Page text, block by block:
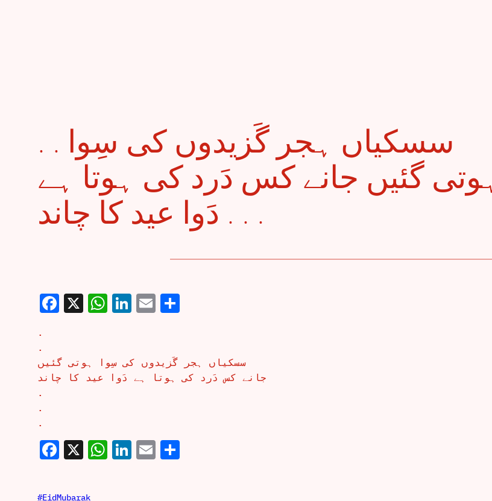
. . سسکیاں ہجر گَزیدوں کی سِوا
ہوتی گئیں جانے کس دَرد کی ہوتا ہے
دَوا عید کا چاند . . .
Facebook
X WhatsApp
LinkedIn
EmailShare
.
.
سسکیاں ہجر گَزیدوں کی سِوا ہوتی گئیں
جانے کس دَرد کی ہوتا ہے دَوا عید کا چاند
.
.
.
Facebook
X WhatsApp
LinkedIn
EmailShare
#EidMubarak